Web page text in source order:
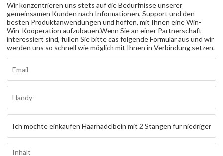
Wir konzentrieren uns stets auf die Bedürfnisse unserer
gemeinsamen Kunden nach Informationen, Support und den
besten Produktanwendungen und hoffen, mit Ihnen eine Win-
Win-Kooperation aufzubauen.Wenn Sie an einer Partnerschaft
interessiert sind, füllen Sie bitte das folgende Formular aus und wir
werden uns so schnell wie möglich mit Ihnen in Verbindung setzen.